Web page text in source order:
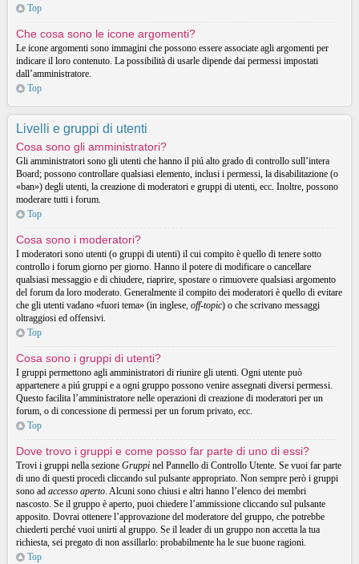
Top
Che cosa sono le icone argomenti?
Le icone argomenti sono immagini che possono essere associate agli argomenti per
indicare il loro contenuto. La possibilità di usarle dipende dai permessi impostati
dall’amministratore.
Top
Livelli e gruppi di utenti
Cosa sono gli amministratori?
Gli amministratori sono gli utenti che hanno il piú alto grado di controllo sull’intera
Board; possono controllare qualsiasi elemento, inclusi i permessi, la disabilitazione (o
«ban») degli utenti, la creazione di moderatori e gruppi di utenti, ecc. Inoltre, possono
moderare tutti i forum.
Top
Cosa sono i moderatori?
I moderatori sono utenti (o gruppi di utenti) il cui compito è quello di tenere sotto
controllo i forum giorno per giorno. Hanno il potere di modificare o cancellare
qualsiasi messaggio e di chiudere, riaprire, spostare o rimuovere qualsiasi argomento
del forum da loro moderato. Generalmente il compito dei moderatori è quello di evitare
che gli utenti vadano «fuori tema» (in inglese, off-topic) o che scrivano messaggi
oltraggiosi ed offensivi.
Top
Cosa sono i gruppi di utenti?
I gruppi permettono agli amministratori di riunire gli utenti. Ogni utente può
appartenere a piú gruppi e a ogni gruppo possono venire assegnati diversi permessi.
Questo facilita l’amministratore nelle operazioni di creazione di moderatori per un
forum, o di concessione di permessi per un forum privato, ecc.
Top
Dove trovo i gruppi e come posso far parte di uno di essi?
Trovi i gruppi nella sezione Gruppi nel Pannello di Controllo Utente. Se vuoi far parte
di uno di questi procedi cliccando sul pulsante appropriato. Non sempre però i gruppi
sono ad accesso aperto. Alcuni sono chiusi e altri hanno l’elenco dei membri
nascosto. Se il gruppo è aperto, puoi chiedere l’ammissione cliccando sul pulsante
apposito. Dovrai ottenere l’approvazione del moderatore del gruppo, che potrebbe
chiederti perché vuoi unirti al gruppo. Se il leader di un gruppo non accetta la tua
richiesta, sei pregato di non assillarlo: probabilmente ha le sue buone ragioni.
Top